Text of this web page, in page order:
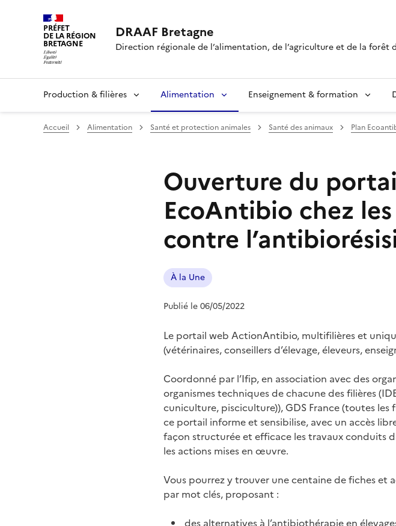
PRÉFET
DE LA RÉGION
BRETAGNE
DRAAF Bretagne
Direction régionale de l’alimentation, de l’agriculture et de la forêt
Production & filières Alimentation Enseignement & formation
Accueil Alimentation Santé et protection animales Santé des animaux Plan
Ouverture du
EcoAntibio chez
contre
À la Une
Publié le 06/05/2022
Le portail web ActionAntibio, multifilières et
(vétérinaires, conseillers d’élevage, éleveurs,
Coordonné par l’Ifip, en association avec des
organismes techniques de chacune des filières
cuniculture, pisciculture)), GDS France (toutes les
ce portail informe et sensibilise, avec un accès
façon structurée et efficace les travaux conduits
les actions mises en œuvre.
Vous pourrez y trouver une centaine de fiches et
par mot clés, proposant :
des alternatives à l’antibiothérapie en